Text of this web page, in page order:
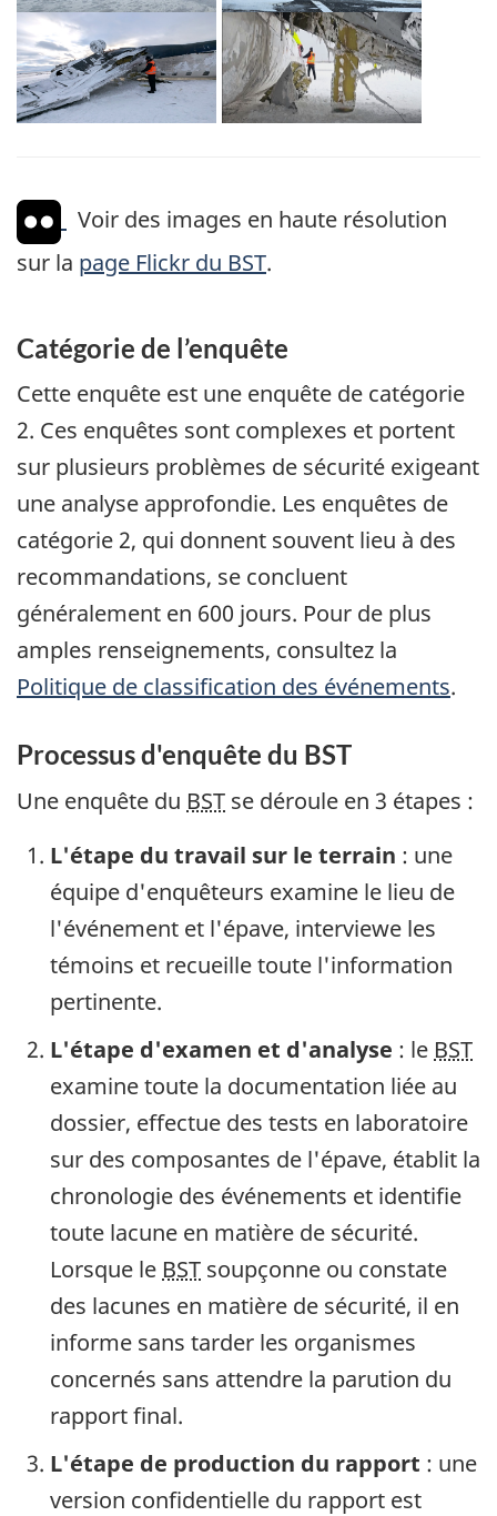
Voir des images en haute résolution
sur la page Flickr du BST.
Catégorie de l’enquête
Cette enquête est une enquête de catégorie
2. Ces enquêtes sont complexes et portent
sur plusieurs problèmes de sécurité exigeant
une analyse approfondie. Les enquêtes de
catégorie 2, qui donnent souvent lieu à des
recommandations, se concluent
généralement en 600 jours. Pour de plus
amples renseignements, consultez la
Politique de classification des événements.
Processus d'enquête du BST
Une enquête du BST se déroule en 3 étapes :
L'étape du travail sur le terrain : une
équipe d'enquêteurs examine le lieu de
l'événement et l'épave, interviewe les
témoins et recueille toute l'information
pertinente.
L'étape d'examen et d'analyse : le BST
examine toute la documentation liée au
dossier, effectue des tests en laboratoire
sur des composantes de l'épave, établit la
chronologie des événements et identifie
toute lacune en matière de sécurité.
Lorsque le BST soupçonne ou constate
des lacunes en matière de sécurité, il en
informe sans tarder les organismes
concernés sans attendre la parution du
rapport final.
L'étape de production du rapport : une
version confidentielle du rapport est